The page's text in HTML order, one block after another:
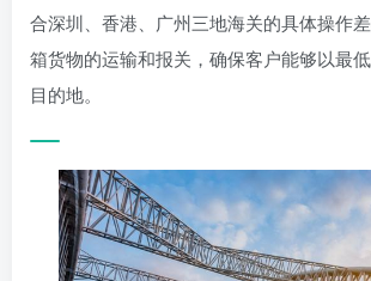
合深圳、香港、广州三地海关的具体操作
箱货物的运输和报关，确保客户能够以最
目的地。